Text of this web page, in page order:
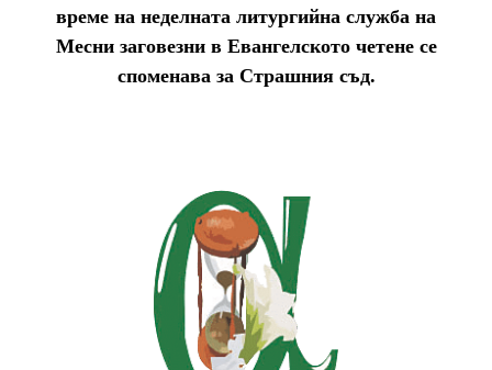
време на неделната литургийна служба на
Месни заговезни в Евангелското четене се
споменава за Страшния съд.